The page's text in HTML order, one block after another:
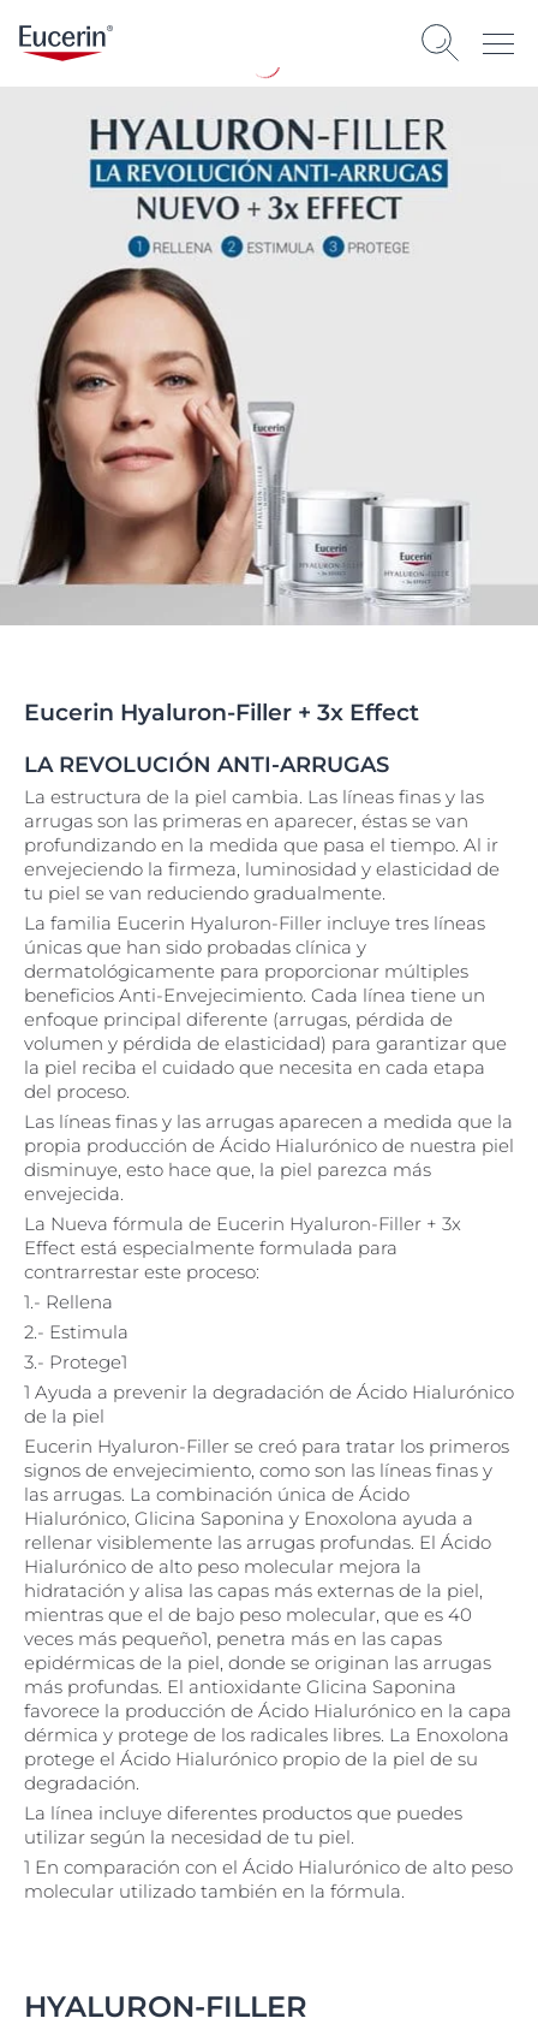
Eucerin Hyaluron-Filler + 3x Effect
LA REVOLUCIÓN ANTI-ARRUGAS
La estructura de la piel cambia. Las líneas finas y las
arrugas son las primeras en aparecer, éstas se van
profundizando en la medida que pasa el tiempo. Al ir
envejeciendo la firmeza, luminosidad y elasticidad de
tu piel se van reduciendo gradualmente.
La familia Eucerin Hyaluron-Filler incluye tres líneas
únicas que han sido probadas clínica y
dermatológicamente para proporcionar múltiples
beneficios Anti-Envejecimiento. Cada línea tiene un
enfoque principal diferente (arrugas, pérdida de
volumen y pérdida de elasticidad) para garantizar que
la piel reciba el cuidado que necesita en cada etapa
del proceso.
Las líneas finas y las arrugas aparecen a medida que la
propia producción de Ácido Hialurónico de nuestra piel
disminuye, esto hace que, la piel parezca más
envejecida.
La Nueva fórmula de Eucerin Hyaluron-Filler + 3x
Effect está especialmente formulada para
contrarrestar este proceso:
1.- Rellena
2.- Estimula
3.- Protege1
1 Ayuda a prevenir la degradación de Ácido Hialurónico
de la piel
Eucerin Hyaluron-Filler se creó para tratar los primeros
signos de envejecimiento, como son las líneas finas y
las arrugas. La combinación única de Ácido
Hialurónico, Glicina Saponina y Enoxolona ayuda a
rellenar visiblemente las arrugas profundas. El Ácido
Hialurónico de alto peso molecular mejora la
hidratación y alisa las capas más externas de la piel,
mientras que el de bajo peso molecular, que es 40
veces más pequeño1, penetra más en las capas
epidérmicas de la piel, donde se originan las arrugas
más profundas. El antioxidante Glicina Saponina
favorece la producción de Ácido Hialurónico en la capa
dérmica y protege de los radicales libres. La Enoxolona
protege el Ácido Hialurónico propio de la piel de su
degradación.
La línea incluye diferentes productos que puedes
utilizar según la necesidad de tu piel.
1 En comparación con el Ácido Hialurónico de alto peso
molecular utilizado también en la fórmula.
HYALURON-FILLER